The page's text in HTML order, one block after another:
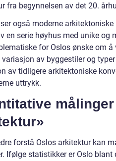
fra begynnelsen av det 20.
også moderne
en serie høyhus med unike og
for Oslos ønske om
av byggestiler og
av tidligere arkitektoniske
uttrykk.
forstå Oslos arkitektur kan
Ifølge statistikker er Oslo